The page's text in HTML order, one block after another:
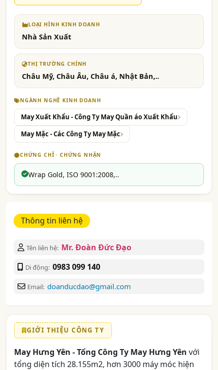
LOẠI HÌNH KINH DOANH
Nhà Sản Xuất
THỊ TRƯỜNG CHÍNH
Châu Mỹ, Châu Âu, Châu á, Nhật Bản,..
NGÀNH NGHỀ KINH DOANH
May Xuất Khẩu - Công Ty May Quần áo Xuất Khẩu
May Mặc - Các Công Ty May Mặc
CHỨNG CHỈ · CHỨNG NHẬN
Wrap Gold, ISO 9001:2008,..
Thông tin liên hệ
Tên liên hệ: Mr. Đoàn Đức Đạo
Di động: 0983 099 140
Email: doanducdao@gmail.com
GIỚI THIỆU CÔNG TY
May Hưng Yên - Tổng Công Ty May Hưng Yên với
tổng diện tích 28.155m2, hơn 3000 máy móc hiện